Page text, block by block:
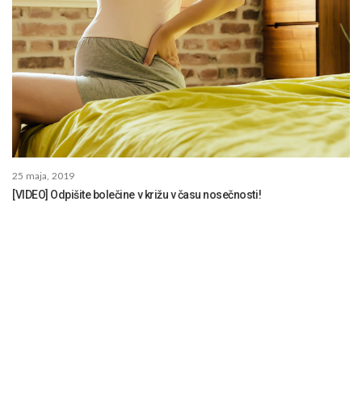
25 maja, 2019
[VIDEO] Odpišite bolečine v križu v času nosečnosti!